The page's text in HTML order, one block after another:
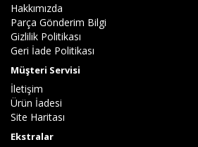
Hakkımızda
Parça Gönderim Bilgi
Gizlilik Politikası
Geri İade Politikası
Müşteri Servisi
İletişim
Ürün İadesi
Site Haritası
Ekstralar